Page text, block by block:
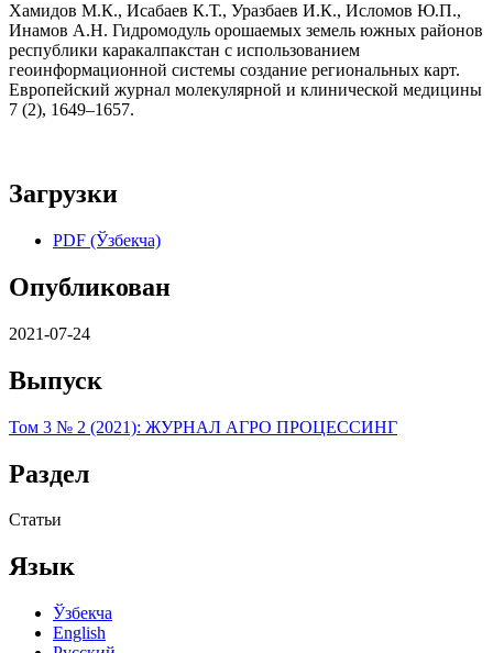
Хамидов М.К., Исабаев К.Т., Уразбаев И.К., Исломов Ю.П.,
Инамов А.Н. Гидромодуль орошаемых земель южных районов
республики каракалпакстан с использованием
геоинформационной системы создание региональных карт.
Европейский журнал молекулярной и клинической медицины
7 (2), 1649–1657.
Загрузки
PDF (Ўзбекча)
Опубликован
2021-07-24
Выпуск
Том 3 № 2 (2021): ЖУРНАЛ АГРО ПРОЦЕССИНГ
Раздел
Статьи
Язык
Ўзбекча
English